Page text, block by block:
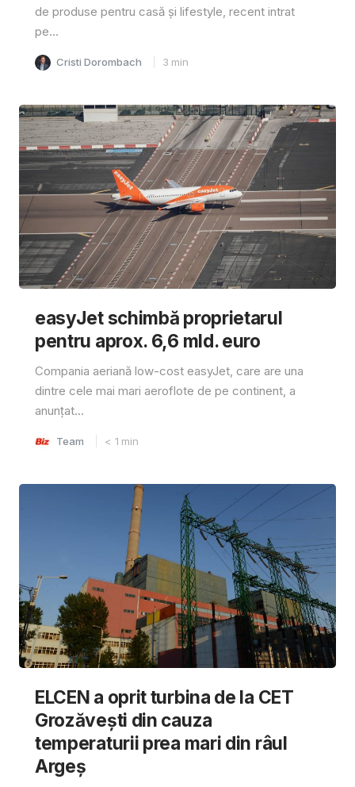
de produse pentru casă și lifestyle, recent intrat
pe...
Cristi Dorombach 3 min
easyJet schimbă proprietarul
pentru aprox. 6,6 mld. euro
Compania aeriană low-cost easyJet, care are una
dintre cele mai mari aeroflote de pe continent, a
anunțat...
Team < 1 min
ELCEN a oprit turbina de la CET
Grozăvești din cauza
temperaturii prea mari din râul
Argeș